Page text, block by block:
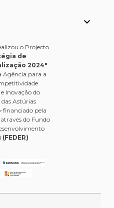

o Projecto
de
2024"
Agência para a
Inovação do
Astúrias
financiado pela
do Fundo
(FEDER)